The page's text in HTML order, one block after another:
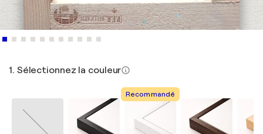
1. Sélectionnez la couleur
Recommandé